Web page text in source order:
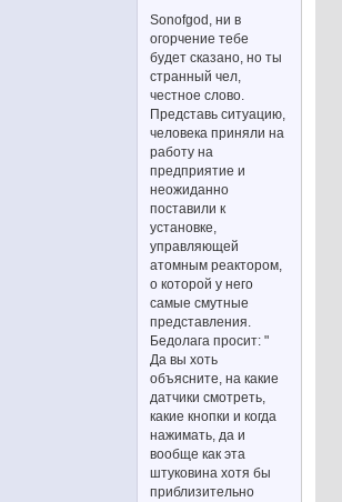
Sonofgod, ни в
огорчение тебе
будет сказано, но ты
странный чел,
честное слово.
Представь ситуацию,
человека приняли на
работу на
предприятие и
неожиданно
поставили к
установке,
управляющей
атомным реактором,
о которой у него
самые смутные
представления.
Бедолага просит: "
Да вы хоть
объясните, на какие
датчики смотреть,
какие кнопки и когда
нажимать, да и
вообще как эта
штуковина хотя бы
приблизительно